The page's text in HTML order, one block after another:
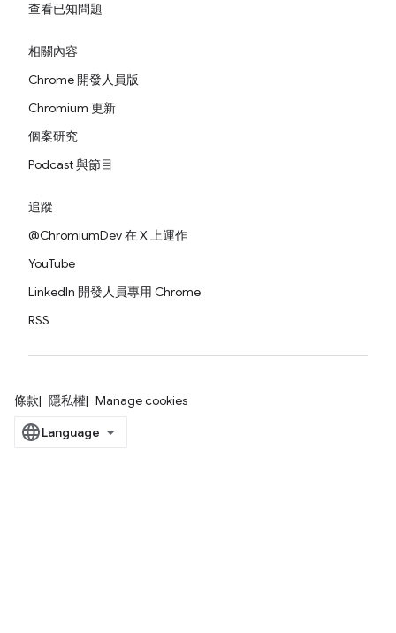
查看已知問題
相關內容
Chrome 開發人員版
Chromium 更新
個案研究
Podcast 與節目
追蹤
@ChromiumDev 在 X 上運作
YouTube
LinkedIn 開發人員專用 Chrome
RSS
條款 隱私權 Manage cookies